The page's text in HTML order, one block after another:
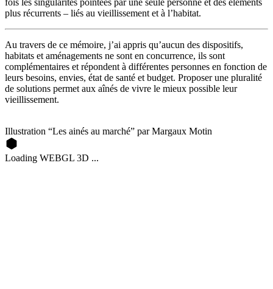
plus récurrents – liés au vieillissement et à l’habitat.
Au travers de ce mémoire, j’ai appris qu’aucun des dispositifs,
habitats et aménagements ne sont en concurrence, ils sont
complémentaires et répondent à différentes personnes en fonction de
leurs besoins, envies, état de santé et budget. Proposer une pluralité
de solutions permet aux aînés de vivre le mieux possible leur
vieillissement.
Illustration “Les ainés au marché” par Margaux Motin
Loading WEBGL 3D ...